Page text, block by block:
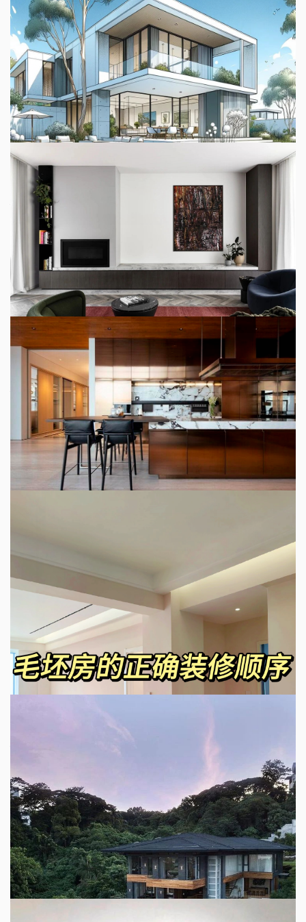
2024-04-22
现代玻璃幕墙建筑设计
现代玻璃幕墙建筑设计
2024-03-20
AI建筑演绎：白色现代别墅
AI建筑演绎：白色现代别墅
Aserene,contemporaryhomewithaspaciousoutdoorpool
area,capturedonabri..
2024-03-16
现代自建别墅住宅建筑
现代自建别墅住宅建筑
现代风格自建别墅设计案例
2024-03-04